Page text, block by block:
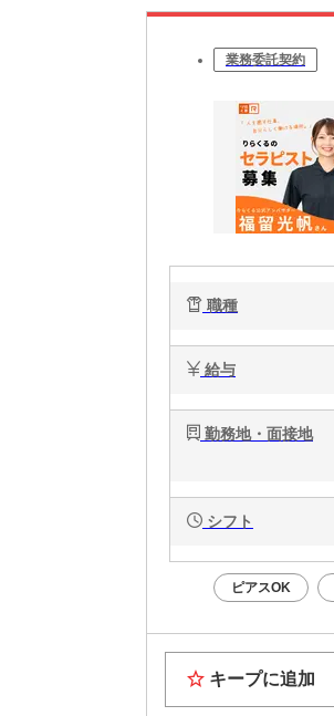
業務委託契約
職種
給与
勤務地・面接地
シフト
ピアスOK
キープに追加